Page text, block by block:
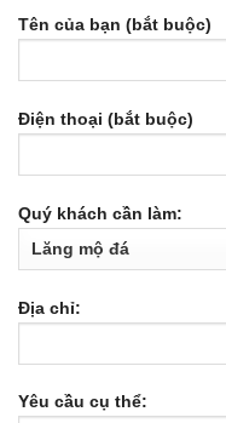
Tên của bạn (bắt buộc)
Điện thoại (bắt buộc)
Quý khách cần làm:
Địa chỉ:
Yêu cầu cụ thể: